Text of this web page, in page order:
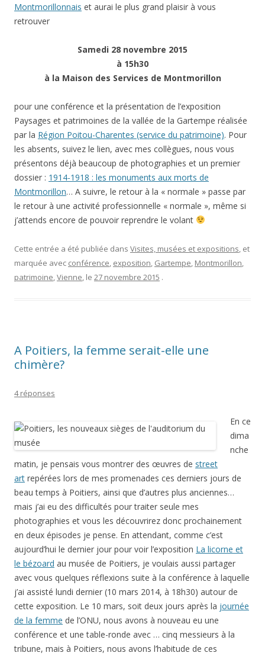
Montmorillonnais et aurai le plus grand plaisir à vous
retrouver
Samedi 28 novembre 2015
à 15h30
à la Maison des Services de Montmorillon
pour une conférence et la présentation de l’exposition
Paysages et patrimoines de la vallée de la Gartempe réalisée
par la Région Poitou-Charentes (service du patrimoine). Pour
les absents, suivez le lien, avec mes collègues, nous vous
présentons déjà beaucoup de photographies et un premier
dossier : 1914-1918 : les monuments aux morts de
Montmorillon… A suivre, le retour à la « normale » passe par
le retour à une activité professionnelle « normale », même si
j’attends encore de pouvoir reprendre le volant
Cette entrée a été publiée dans Visites, musées et expositions, et
marquée avec conférence, exposition, Gartempe, Montmorillon,
patrimoine,Vienne, le 27 novembre 2015 .
A Poitiers, la femme serait-elle une
chimère?
4 réponses
En ce
dima
nche
matin, je pensais vous montrer des œuvres de street
art repérées lors de mes promenades ces derniers jours de
beau temps à Poitiers, ainsi que d’autres plus anciennes…
mais j’ai eu des difficultés pour traiter seule mes
photographies et vous les découvrirez donc prochainement
en deux épisodes je pense. En attendant, comme c’est
aujourd’hui le dernier jour pour voir l’exposition La licorne et
le bézoard au musée de Poitiers, je voulais aussi partager
avec vous quelques réflexions suite à la conférence à laquelle
j’ai assisté lundi dernier (10 mars 2014, à 18h30) autour de
cette exposition. Le 10 mars, soit deux jours après la journée
de la femme de l’ONU, nous avons à nouveau eu une
conférence et une table-ronde avec … cinq messieurs à la
tribune, mais à Poitiers, nous avons l’habitude de ces